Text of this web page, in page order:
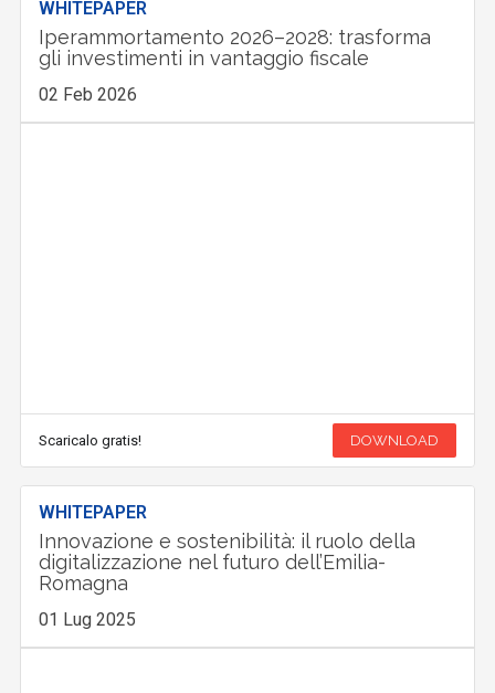
WHITEPAPER
Iperammortamento 2026–2028: trasforma
gli investimenti in vantaggio fiscale
02 Feb 2026
Scaricalo gratis! DOWNLOAD
WHITEPAPER
Innovazione e sostenibilità: il ruolo della
digitalizzazione nel futuro dell’Emilia-
Romagna
01 Lug 2025